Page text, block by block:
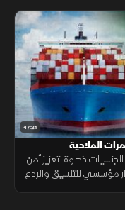
47:21
الملاحية
خطوة لتعزيز أمن
مؤسسي للتنسيق والردع